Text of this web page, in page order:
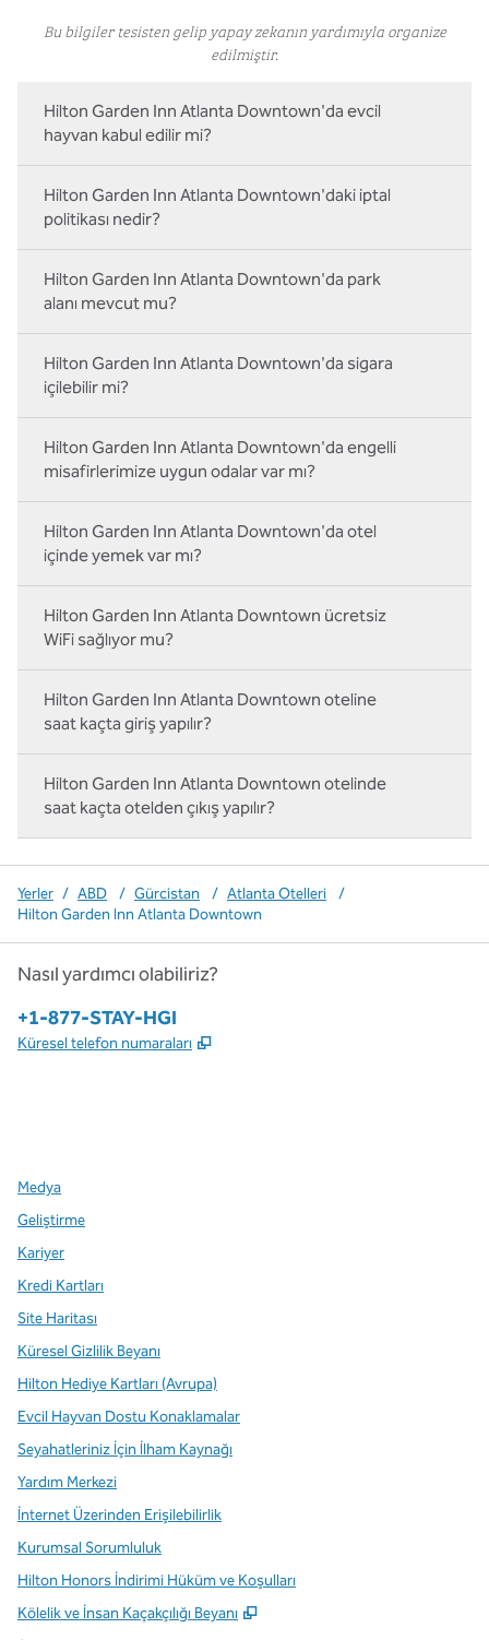
Bu bilgiler tesisten gelip yapay zekanın yardımıyla organize
edilmiştir.
Hilton Garden Inn Atlanta Downtown'da evcil
hayvan kabul edilir mi?
Hilton Garden Inn Atlanta Downtown'daki iptal
politikası nedir?
Hilton Garden Inn Atlanta Downtown'da park
alanı mevcut mu?
Hilton Garden Inn Atlanta Downtown'da sigara
içilebilir mi?
Hilton Garden Inn Atlanta Downtown'da engelli
misafirlerimize uygun odalar var mı?
Hilton Garden Inn Atlanta Downtown'da otel
içinde yemek var mı?
Hilton Garden Inn Atlanta Downtown ücretsiz
WiFi sağlıyor mu?
Hilton Garden Inn Atlanta Downtown oteline
saat kaçta giriş yapılır?
Hilton Garden Inn Atlanta Downtown otelinde
saat kaçta otelden çıkış yapılır?
Yerler / ABD / Gürcistan / Atlanta Otelleri
/
Hilton Garden Inn Atlanta Downtown
Nasıl yardımcı olabiliriz?
Telefon:
+1-877-STAY-HGI
Küresel telefon numaraları ,
Medya
Geliştirme
Kariyer
Kredi Kartları
Site Haritası
Küresel Gizlilik Beyanı
Hilton Hediye Kartları (Avrupa)
Evcil Hayvan Dostu Konaklamalar
Seyahatleriniz İçin İlham Kaynağı
Yardım Merkezi
İnternet Üzerinden Erişilebilirlik
Kurumsal Sorumluluk
Hilton Honors İndirimi Hüküm ve Koşulları
Kölelik ve İnsan Kaçakçılığı Beyanı
,